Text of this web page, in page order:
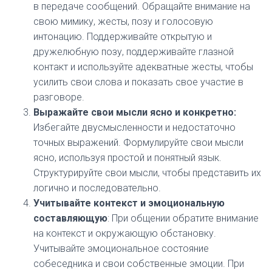
в передаче сообщений. Обращайте внимание на
свою мимику, жесты, позу и голосовую
интонацию. Поддерживайте открытую и
дружелюбную позу, поддерживайте глазной
контакт и используйте адекватные жесты, чтобы
усилить свои слова и показать свое участие в
разговоре.
Выражайте свои мысли ясно и конкретно:
Избегайте двусмысленности и недостаточно
точных выражений. Формулируйте свои мысли
ясно, используя простой и понятный язык.
Структурируйте свои мысли, чтобы представить их
логично и последовательно.
Учитывайте контекст и эмоциональную
составляющую: При общении обратите внимание
на контекст и окружающую обстановку.
Учитывайте эмоциональное состояние
собеседника и свои собственные эмоции. При